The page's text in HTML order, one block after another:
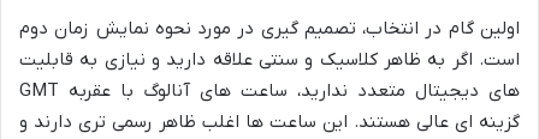
اولین گام در انتخاب، تصمیم گیری در مورد نحوه نمایش زمان دوم
است. اگر به ظاهر کلاسیک و سنتی علاقه دارید و نیازی به قابلیت
های دیجیتال متعدد ندارید، ساعت های آنالوگ با عقربه GMT
گزینه ای عالی هستند. این ساعت ها اغلب ظاهر رسمی تری دارند و